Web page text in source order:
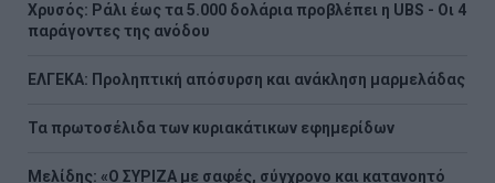
Χρυσός: Ράλι έως τα 5.000 δολάρια προβλέπει η UBS - Οι 4
παράγοντες της ανόδου
ΕΛΓΕΚΑ: Προληπτική απόσυρση και ανάκληση μαρμελάδας
Τα πρωτοσέλιδα των κυριακάτικων εφημερίδων
Μελίδης: «Ο ΣΥΡΙΖΑ με σαφές, σύγχρονο και κατανοητό